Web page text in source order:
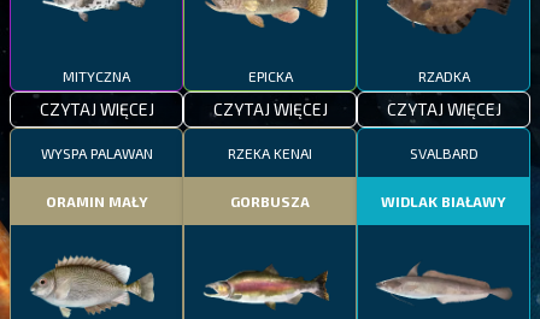
MITYCZNA
CZYTAJ WIĘCEJ
EPICKA
CZYTAJ WIĘCEJ
RZADKA
CZYTAJ WIĘCEJ
WYSPA PALAWAN
ORAMIN MAŁY
RZEKA KENAI
GORBUSZA
SVALBARD
WIDLAK BIAŁAWY